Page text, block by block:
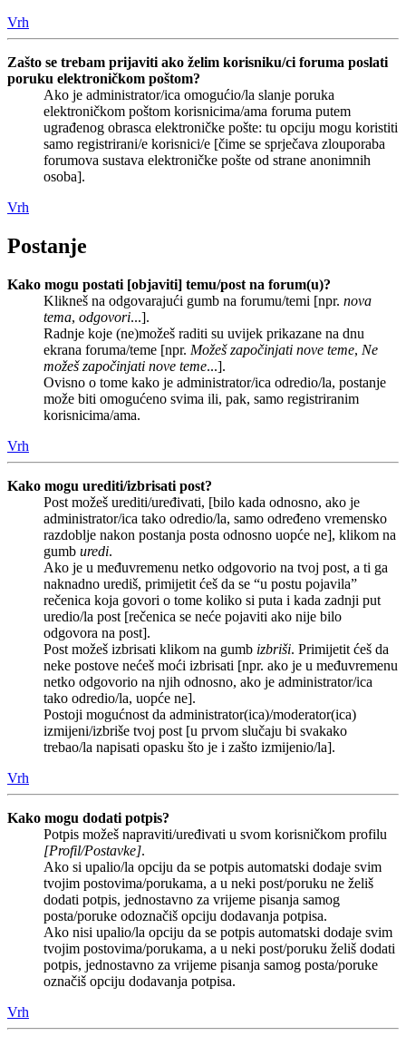
Vrh
Zašto se trebam prijaviti ako želim korisniku/ci foruma poslati
poruku elektroničkom poštom?
Ako je administrator/ica omogućio/la slanje poruka
elektroničkom poštom korisnicima/ama foruma putem
ugrađenog obrasca elektroničke pošte: tu opciju mogu koristiti
samo registrirani/e korisnici/e [čime se sprječava zlouporaba
forumova sustava elektroničke pošte od strane anonimnih
osoba].
Vrh
Postanje
Kako mogu postati [objaviti] temu/post na forum(u)?
Klikneš na odgovarajući gumb na forumu/temi [npr. nova
tema, odgovori...].
Radnje koje (ne)možeš raditi su uvijek prikazane na dnu
ekrana foruma/teme [npr. Možeš započinjati nove teme, Ne
možeš započinjati nove teme...].
Ovisno o tome kako je administrator/ica odredio/la, postanje
može biti omogućeno svima ili, pak, samo registriranim
korisnicima/ama.
Vrh
Kako mogu urediti/izbrisati post?
Post možeš urediti/uređivati, [bilo kada odnosno, ako je
administrator/ica tako odredio/la, samo određeno vremensko
razdoblje nakon postanja posta odnosno uopće ne], klikom na
gumb uredi.
Ako je u međuvremenu netko odgovorio na tvoj post, a ti ga
naknadno urediš, primijetit ćeš da se “u postu pojavila”
rečenica koja govori o tome koliko si puta i kada zadnji put
uredio/la post [rečenica se neće pojaviti ako nije bilo
odgovora na post].
Post možeš izbrisati klikom na gumb izbriši. Primijetit ćeš da
neke postove nećeš moći izbrisati [npr. ako je u međuvremenu
netko odgovorio na njih odnosno, ako je administrator/ica
tako odredio/la, uopće ne].
Postoji mogućnost da administrator(ica)/moderator(ica)
izmijeni/izbriše tvoj post [u prvom slučaju bi svakako
trebao/la napisati opasku što je i zašto izmijenio/la].
Vrh
Kako mogu dodati potpis?
Potpis možeš napraviti/uređivati u svom korisničkom profilu
[Profil/Postavke].
Ako si upalio/la opciju da se potpis automatski dodaje svim
tvojim postovima/porukama, a u neki post/poruku ne želiš
dodati potpis, jednostavno za vrijeme pisanja samog
posta/poruke odoznačiš opciju dodavanja potpisa.
Ako nisi upalio/la opciju da se potpis automatski dodaje svim
tvojim postovima/porukama, a u neki post/poruku želiš dodati
potpis, jednostavno za vrijeme pisanja samog posta/poruke
označiš opciju dodavanja potpisa.
Vrh